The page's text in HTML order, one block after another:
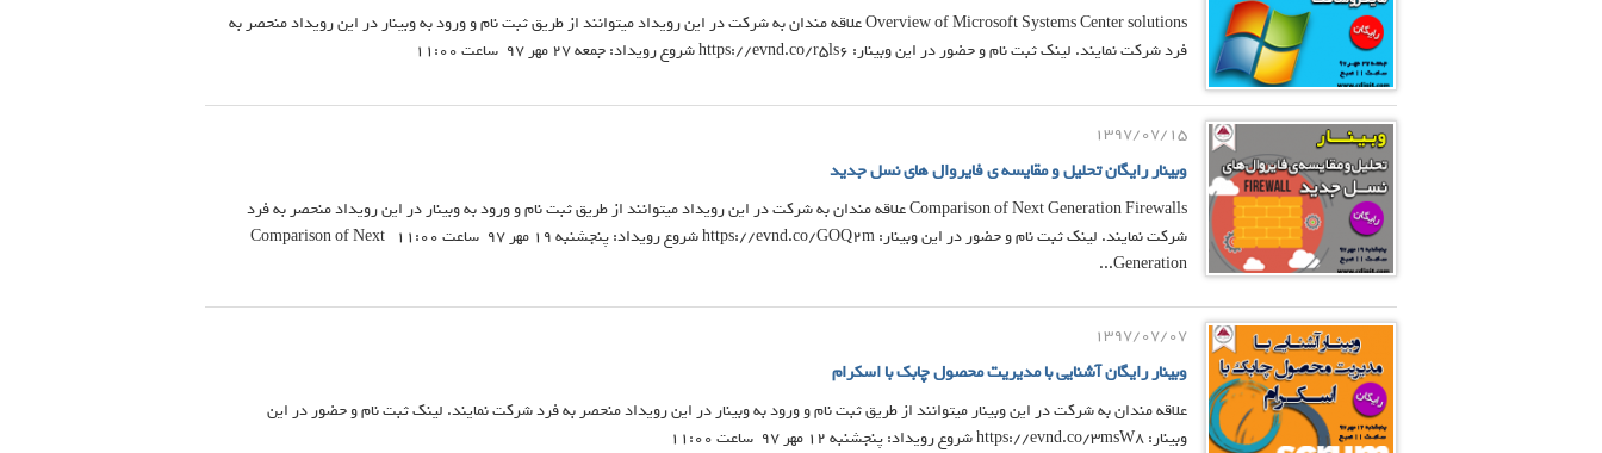
Overview of Microsoft Systems Center solutions علاقه مندان به شرکت در این رویداد میتوانند از طریق ثبت نام و ورود به وبینار در این رویداد منحصر به
فرد شرکت نمایند. لینک ثبت نام و حضور در این وبینار: https://evnd.co/r5ls6 شروع رویداد: جمعه 27 مهر ۹۷ ساعت ۱۱:۰۰
1397/07/15
وبینار رایگان تحلیل و مقایسه ی فایروال های نسل جدید
Comparison of Next Generation Firewalls علاقه مندان به شرکت در این رویداد میتوانند از طریق ثبت نام و ورود به وبینار در این رویداد منحصر به فرد
شرکت نمایند. لینک ثبت نام و حضور در این وبینار: https://evnd.co/GOQ2m شروع رویداد: پنجشنبه ۱۹ مهر ۹۷ ساعت ۱۱:۰۰ Comparison of Next
Generation...
1397/07/07
وبینار رایگان آشنایی با مدیریت محصول چابک با اسکرام
علاقه مندان به شرکت در این وبینار میتوانند از طریق ثبت نام و ورود به وبینار در این رویداد منحصر به فرد شرکت نمایند. لینک ثبت نام و حضور در این
وبینار: https://evnd.co/3msW8 شروع رویداد: پنجشنبه 12 مهر 97 ساعت 11:00